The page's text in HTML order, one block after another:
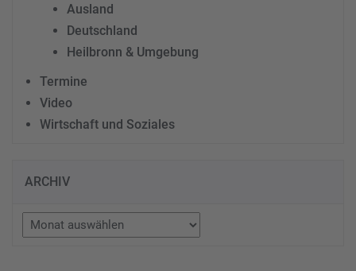
Ausland
Deutschland
Heilbronn & Umgebung
Termine
Video
Wirtschaft und Soziales
ARCHIV
Archiv